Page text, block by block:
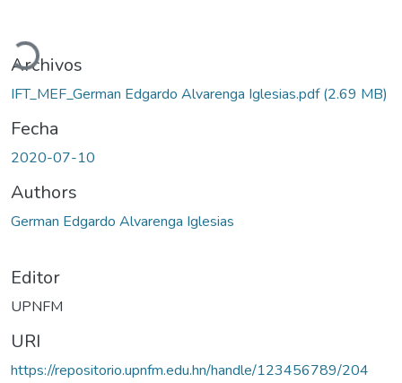
Archivos
IFT_MEF_German Edgardo Alvarenga Iglesias.pdf(2.69 MB)
Fecha
2020-07-10
Authors
German Edgardo Alvarenga Iglesias
Editor
UPNFM
URI
https://repositorio.upnfm.edu.hn/handle/123456789/204